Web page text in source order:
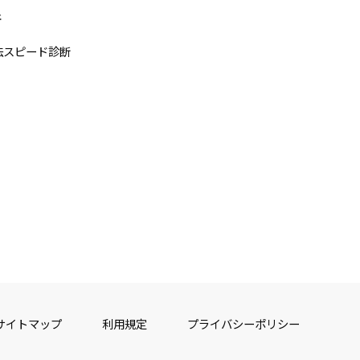
ピード診断
イトマップ 利用規定 プライバシーポリシー